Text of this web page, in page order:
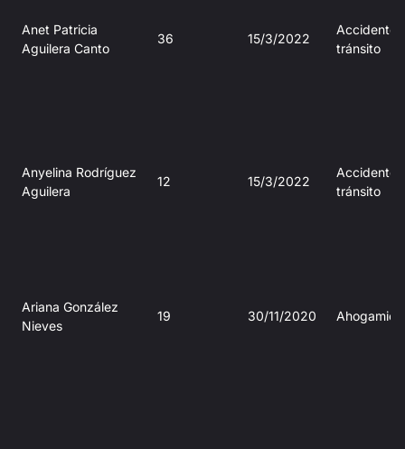
Anet Patricia
Aguilera Canto
36 15/3/2022
Accidente
tránsito
Anyelina Rodríguez
Aguilera
12 15/3/2022
Accidente
tránsito
Ariana González
Nieves
19 30/11/2020